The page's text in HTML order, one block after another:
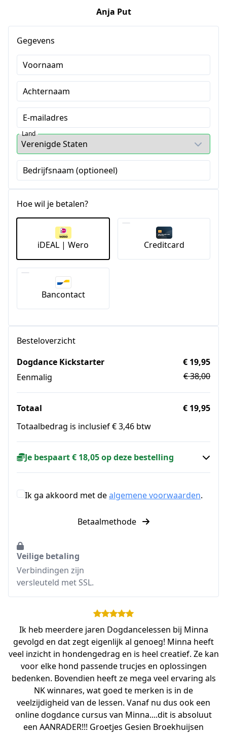
Anja Put
Gegevens
Voornaam
Achternaam
E-mailadres
Land
Bedrijfsnaam (optioneel)
Hoe wil je betalen?
iDEAL | Wero Creditcard
Bancontact
Besteloverzicht
Dogdance Kickstarter
Eenmalig
€ 19,95
€ 38,00
Totaal
€ 19,95
Totaalbedrag is inclusief € 3,46 btw
Je bespaart € 18,05 op deze bestelling
Ik ga akkoord met dealgemene voorwaarden.
Betaalmethode
Veilige betaling
Verbindingen zijn
versleuteld met SSL.
Ik heb meerdere jaren Dogdancelessen bij Minna
gevolgd en dat zegt eigenlijk al genoeg! Minna heeft
veel inzicht in hondengedrag en is heel creatief. Ze kan
voor elke hond passende trucjes en oplossingen
bedenken. Bovendien heeft ze mega veel ervaring als
NK winnares, wat goed te merken is in de
veelzijdigheid van de lessen. Vanaf nu dus ook een
online dogdance cursus van Minna....dit is absoluut
een AANRADER!!! Groetjes Gesien Broekhuijsen